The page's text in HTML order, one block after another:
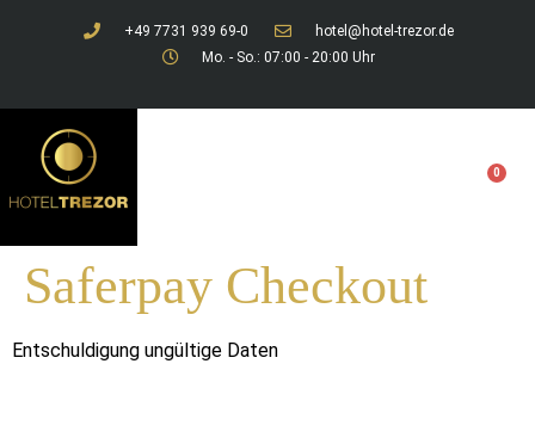
+49 7731 939 69-0
hotel@hotel-trezor.de
Mo. - So.: 07:00 - 20:00 Uhr
0
Saferpay Checkout
Entschuldigung ungültige Daten